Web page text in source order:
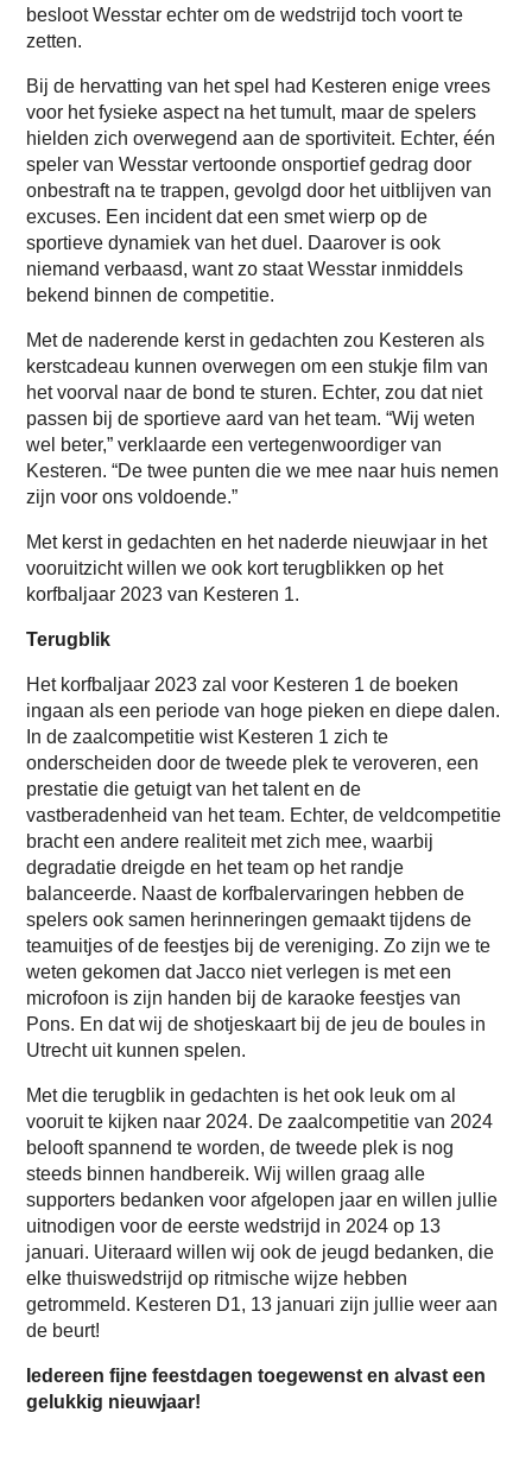
besloot Wesstar echter om de wedstrijd toch voort te
zetten.
Bij de hervatting van het spel had Kesteren enige vrees
voor het fysieke aspect na het tumult, maar de spelers
hielden zich overwegend aan de sportiviteit. Echter, één
speler van Wesstar vertoonde onsportief gedrag door
onbestraft na te trappen, gevolgd door het uitblijven van
excuses. Een incident dat een smet wierp op de
sportieve dynamiek van het duel. Daarover is ook
niemand verbaasd, want zo staat Wesstar inmiddels
bekend binnen de competitie.
Met de naderende kerst in gedachten zou Kesteren als
kerstcadeau kunnen overwegen om een stukje film van
het voorval naar de bond te sturen. Echter, zou dat niet
passen bij de sportieve aard van het team. “Wij weten
wel beter,” verklaarde een vertegenwoordiger van
Kesteren. “De twee punten die we mee naar huis nemen
zijn voor ons voldoende.”
Met kerst in gedachten en het naderde nieuwjaar in het
vooruitzicht willen we ook kort terugblikken op het
korfbaljaar 2023 van Kesteren 1.
Terugblik
Het korfbaljaar 2023 zal voor Kesteren 1 de boeken
ingaan als een periode van hoge pieken en diepe dalen.
In de zaalcompetitie wist Kesteren 1 zich te
onderscheiden door de tweede plek te veroveren, een
prestatie die getuigt van het talent en de
vastberadenheid van het team. Echter, de veldcompetitie
bracht een andere realiteit met zich mee, waarbij
degradatie dreigde en het team op het randje
balanceerde. Naast de korfbalervaringen hebben de
spelers ook samen herinneringen gemaakt tijdens de
teamuitjes of de feestjes bij de vereniging. Zo zijn we te
weten gekomen dat Jacco niet verlegen is met een
microfoon is zijn handen bij de karaoke feestjes van
Pons. En dat wij de shotjeskaart bij de jeu de boules in
Utrecht uit kunnen spelen.
Met die terugblik in gedachten is het ook leuk om al
vooruit te kijken naar 2024. De zaalcompetitie van 2024
belooft spannend te worden, de tweede plek is nog
steeds binnen handbereik. Wij willen graag alle
supporters bedanken voor afgelopen jaar en willen jullie
uitnodigen voor de eerste wedstrijd in 2024 op 13
januari. Uiteraard willen wij ook de jeugd bedanken, die
elke thuiswedstrijd op ritmische wijze hebben
getrommeld. Kesteren D1, 13 januari zijn jullie weer aan
de beurt!
Iedereen fijne feestdagen toegewenst en alvast een
gelukkig nieuwjaar!